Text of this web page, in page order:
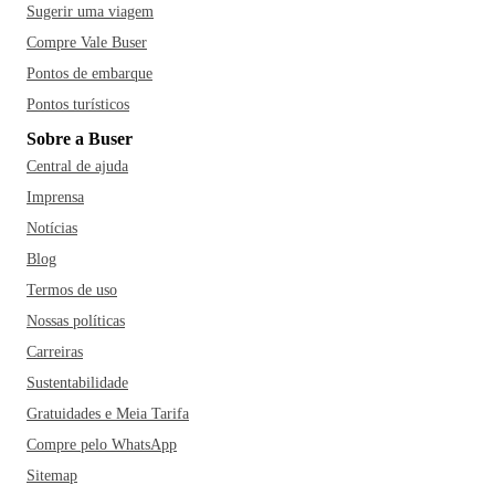
Sugerir uma viagem
Compre Vale Buser
Pontos de embarque
Pontos turísticos
Sobre a Buser
Central de ajuda
Imprensa
Notícias
Blog
Termos de uso
Nossas políticas
Carreiras
Sustentabilidade
Gratuidades e Meia Tarifa
Compre pelo WhatsApp
Sitemap